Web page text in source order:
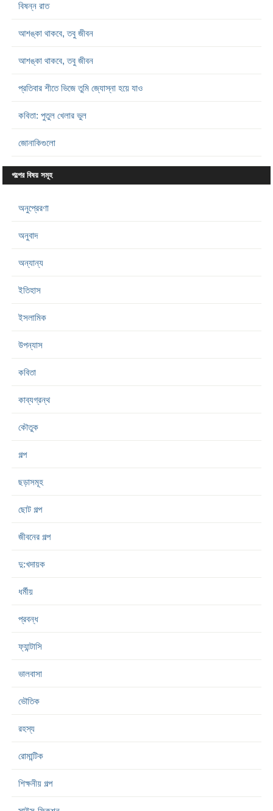
বিষন্ন রাত
আশঙ্কা থাকবে, তবু জীবন
আশঙ্কা থাকবে, তবু জীবন
প্রতিবার শীতে ভিজে তুমি জ্যোস্না হয়ে যাও
কবিতা: পুতুল খেলার ভুল
জোনাকিগুলো
গল্পের বিষয় সমূহ
অনুপ্রেরণা
অনুবাদ
অন্যান্য
ইতিহাস
ইসলামিক
উপন্যাস
কবিতা
কাব্যগ্রন্থ
কৌতুক
গল্প
ছড়াসমূহ
ছোট গল্প
জীবনের গল্প
দু:খদায়ক
ধর্মীয়
প্রবন্ধ
ফ্যান্টাসি
ভালবাসা
ভৌতিক
রহস্য
রোমান্টিক
শিক্ষনীয় গল্প